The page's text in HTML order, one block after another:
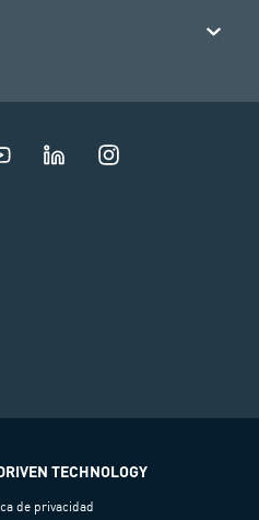
I
n
TECHNOLOGY
de privacidad